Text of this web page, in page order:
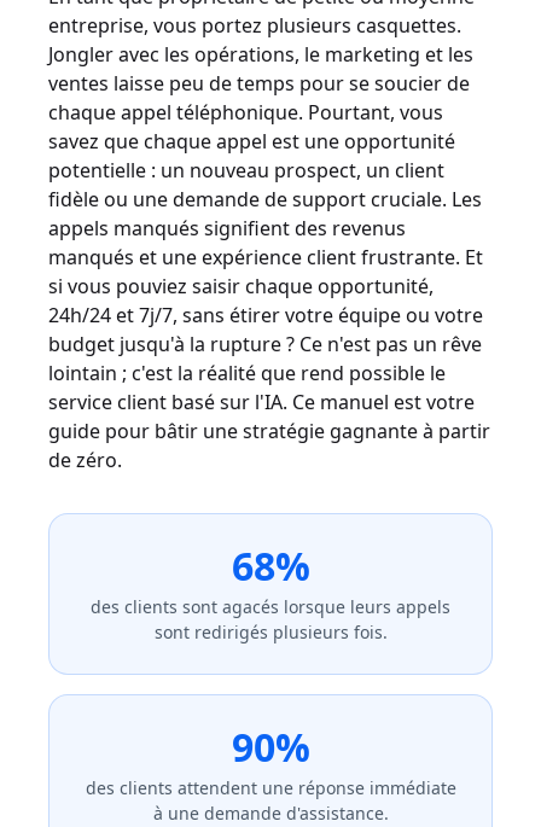
entreprise, vous portez plusieurs casquettes.
Jongler avec les opérations, le marketing et les
ventes laisse peu de temps pour se soucier de
chaque appel téléphonique. Pourtant, vous
savez que chaque appel est une opportunité
potentielle : un nouveau prospect, un client
fidèle ou une demande de support cruciale. Les
appels manqués signifient des revenus
manqués et une expérience client frustrante. Et
si vous pouviez saisir chaque opportunité,
24h/24 et 7j/7, sans étirer votre équipe ou votre
budget jusqu'à la rupture ? Ce n'est pas un rêve
lointain ; c'est la réalité que rend possible le
service client basé sur l'IA. Ce manuel est votre
guide pour bâtir une stratégie gagnante à partir
de zéro.
68%
des clients sont agacés lorsque leurs appels
sont redirigés plusieurs fois.
90%
des clients attendent une réponse immédiate
à une demande d'assistance.